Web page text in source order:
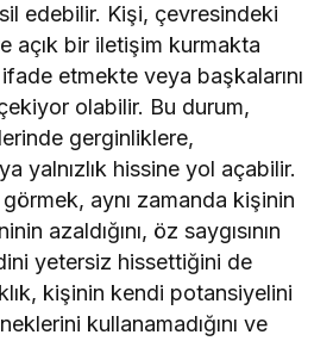
edebilir. Kişi, çevresindeki
açık bir iletişim kurmakta
etmekte veya başkalarını
olabilir. Bu durum,
gerginliklere,
yalnızlık hissine yol açabilir.
aynı zamanda kişinin
azaldığını, öz saygısının
yetersiz hissettiğini de
kişinin kendi potansiyelini
kullanamadığını ve